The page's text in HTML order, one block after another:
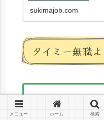
sukimajob.com
タイミー無職
タイミー無職
タイミー月の
メニュー ホーム 検索